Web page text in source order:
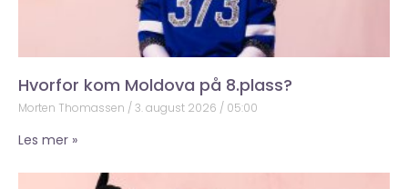
Hvorfor kom Moldova på 8.plass?
Morten Thomassen 3. august 2026 05:00
Les mer »